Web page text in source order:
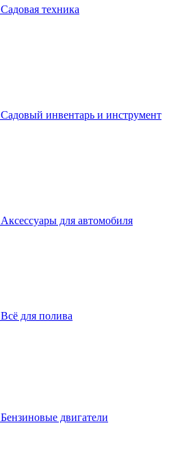
Садовая техника
Садовый инвентарь и инструмент
Аксессуары для автомобиля
Всё для полива
Бензиновые двигатели